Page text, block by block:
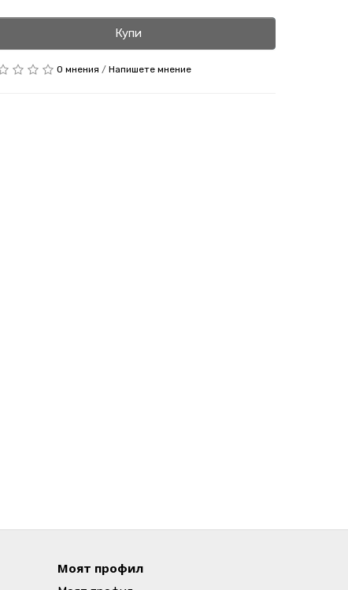
Купи
0 мнения / Напишете мнение
Моят профил